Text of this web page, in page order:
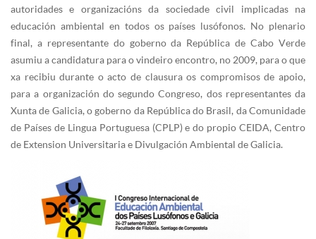
autoridades e organizacións da sociedade civil implicadas na
educación ambiental en todos os países lusófonos. No plenario
final, a representante do goberno da República de Cabo Verde
asumiu a candidatura para o vindeiro encontro, no 2009, para o que
xa recibiu durante o acto de clausura os compromisos de apoio,
para a organización do segundo Congreso, dos representantes da
Xunta de Galicia, o goberno da República do Brasil, da Comunidade
de Países de Lingua Portuguesa (CPLP) e do propio CEIDA, Centro
de Extension Universitaria e Divulgación Ambiental de Galicia.